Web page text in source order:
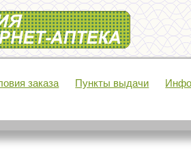
заказа Пункты выдачи